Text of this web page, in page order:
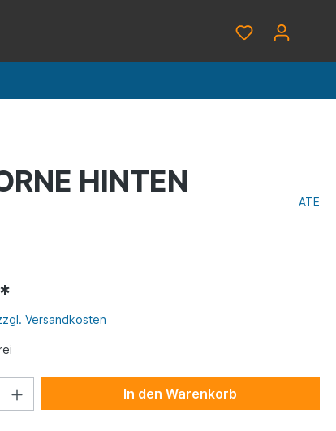
HINTEN
ATE
Versandkosten
In den Warenkorb